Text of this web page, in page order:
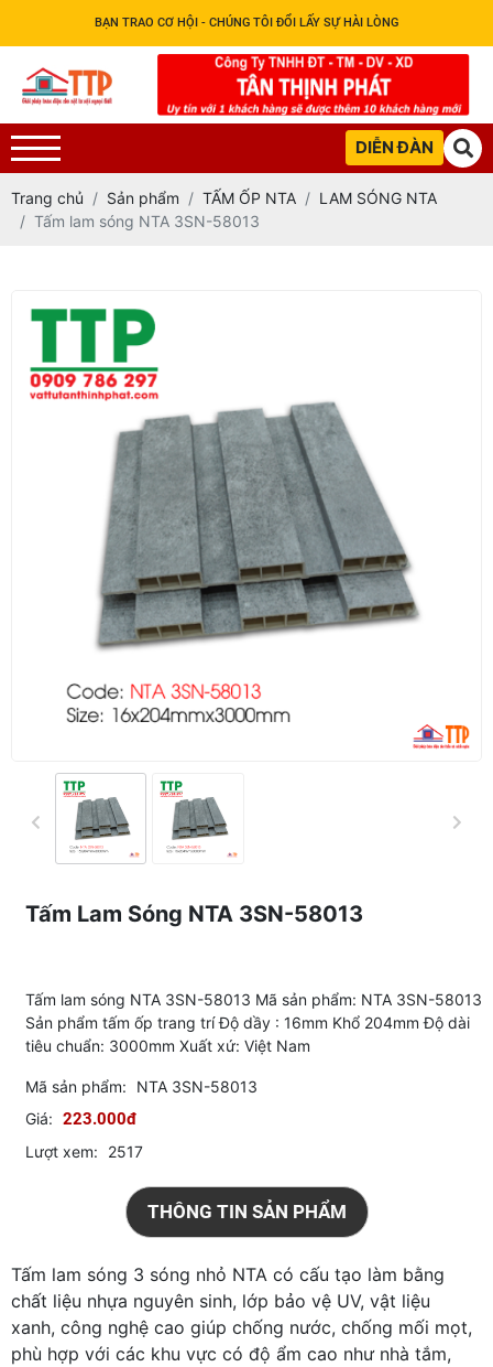
BẠN TRAO CƠ HỘI - CHÚNG TÔI ĐỔI LẤY SỰ HÀI LÒNG
DIỄN ĐÀN
Trang chủ Sản phẩm TẤM ỐP NTA
LAM SÓNG NTA
Tấm lam sóng NTA 3SN-58013
Tấm Lam Sóng NTA 3SN-58013
Tấm lam sóng NTA 3SN-58013 Mã sản phẩm: NTA 3SN-58013
Sản phẩm tấm ốp trang trí Độ dầy : 16mm Khổ 204mm Độ dài
tiêu chuẩn: 3000mm Xuất xứ: Việt Nam
Mã sản phẩm:
NTA 3SN-58013
Giá: 223.000đ
Lượt xem: 2517
THÔNG TIN SẢN PHẨM
Tấm lam sóng 3 sóng nhỏ NTA có cấu tạo làm bằng
chất liệu nhựa nguyên sinh, lớp bảo vệ UV, vật liệu
xanh, công nghệ cao giúp chống nước, chống mối mọt,
phù hợp với các khu vực có độ ẩm cao như nhà tắm,